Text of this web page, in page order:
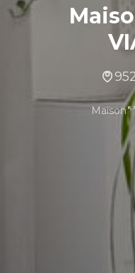
Maison